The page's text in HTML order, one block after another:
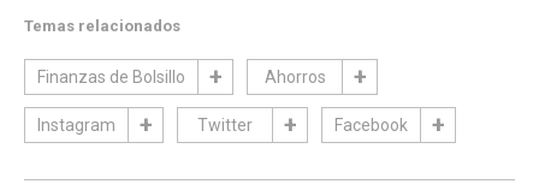
Temas relacionados
Finanzas de Bolsillo Ahorros
Instagram Twitter Facebook